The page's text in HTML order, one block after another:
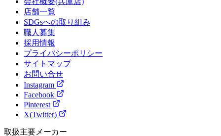
店舗一覧
SDGsへの取り組み
職人募集
採用情報
プライバシーポリシー
サイトマップ
お問い合せ
Instagram
Facebook
Pinterest
X(Twitter)
取扱主要メーカー